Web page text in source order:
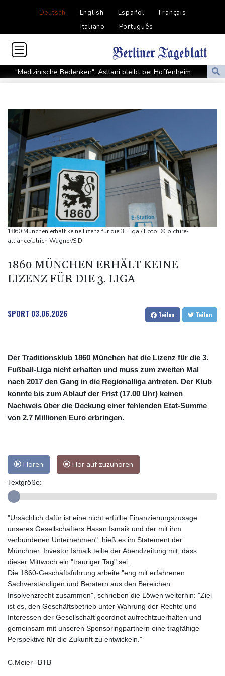
Deutsch English Español
Français
Italiano
Português
"Medizinische Bedenken": Asllani bleibt bei Hoffenheim
Eurojackpot geknackt: Mehr als 32 Millionen Euro gehen nach
Menschenrechtsgruppen: Mehr als 140 Tote bei Migrationskrise
in Ceuta
Mindestens zehn Tote bei Angriffen der pro-iranischen Huthis im
Jemen
US-Senat stimmt für verschärfte Sanktionen gegen Russland
US-Gericht setzt Bau von Trumps Ballsaal aus - Präsident
kündigt Berufung an
Direkt-ICE Berlin-Paris bleibt wegen Technikproblemen vorerst
unterbrochen
Selenskyj erstmals seit Beginn von Ukraine-Krieg nach Serbien
Russland weist Verantwortung für Drohnenvorfall an Leipziger
Flughafen zurück
umstrittenen Ballsaal-Plänen
1860 München erhält keine Lizenz für die 3. Liga / Foto: © picture-
alliance/Ulrich Wagner/SID
1860 MÜNCHEN ERHÄLT KEINE
LIZENZ FÜR DIE 3. LIGA
SPORT 03.06.2026 Teilen Teilen
Der Traditionsklub 1860 München hat die Lizenz für die 3.
Fußball-Liga nicht erhalten und muss zum zweiten Mal
nach 2017 den Gang in die Regionalliga antreten. Der Klub
konnte bis zum Ablauf der Frist (17.00 Uhr) keinen
Nachweis über die Deckung einer fehlenden Etat-Summe
von 2,7 Millionen Euro erbringen.
Hören Hör auf zuzuhören
Textgröße:
"Ursächlich dafür ist eine nicht erfüllte Finanzierungszusage
unseres Gesellschafters Hasan Ismaik und der mit ihm
verbundenen Unternehmen", hieß es im Statement der
Münchner. Investor Ismaik teilte der Abendzeitung mit, dass
dieser Mittwoch ein "trauriger Tag" sei.
Die 1860-Geschäftsführung arbeite "eng mit erfahrenen
Sachverständigen und Beratern aus den Bereichen
Insolvenzrecht zusammen", schrieben die Löwen weiterhin: "Ziel
ist es, den Geschäftsbetrieb unter Wahrung der Rechte und
Interessen der Gesellschaft geordnet aufrechtzuerhalten und
gemeinsam mit unseren Sponsoringpartnern eine tragfähige
Perspektive für die Zukunft zu entwickeln."
C.Meier--BTB